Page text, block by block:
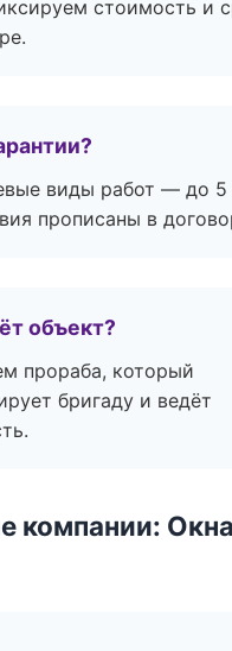
стоимость и
виды работ — до 5
прописаны в
объект?
прораба, который
бригаду и ведёт
компании: